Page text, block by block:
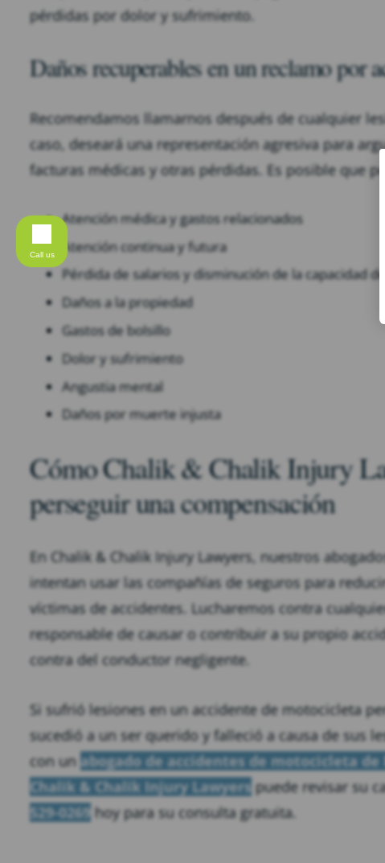
pérdidas por dolor y sufrimiento.
Daños recuperables en un reclamo por
Recomendamos llamarnos después de cualquier
caso, deseará una representación agresiva para
facturas médicas y otras pérdidas. Es posible que
Atención médica y gastos relacionados
Atención continua y futura
Pérdida de salarios y disminución de la capacidad de
Daños a la propiedad
Gastos de bolsillo
Dolor y sufrimiento
Angustia mental
Daños por muerte injusta
Cómo Chalik & Chalik Injury
perseguir una compensación
En Chalik & Chalik Injury Lawyers, nuestros
intentan usar las compañías de seguros para
víctimas de accidentes. Lucharemos contra
responsable de causar o contribuir a su propio
contra del conductor negligente.
Si sufrió lesiones en un accidente de motocicleta
sucedió a un ser querido y falleció a causa de sus
con un abogado de accidentes de motocicleta de
Chalik & Chalik Injury Lawyers puede revisar su
529-0269 hoy para su consulta gratuita.
Call us